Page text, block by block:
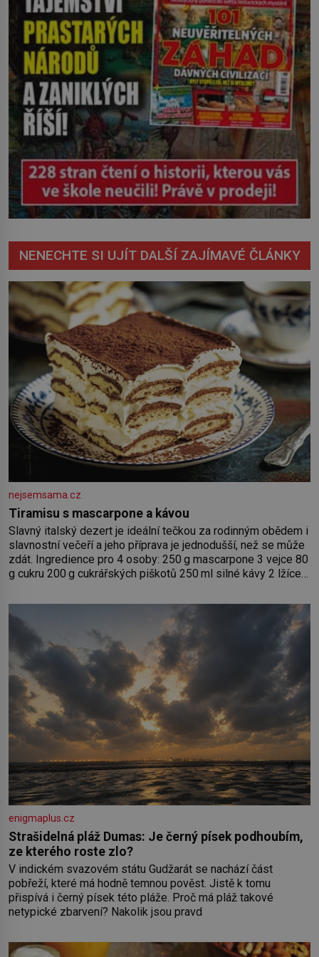
NENECHTE SI UJÍT DALŠÍ ZAJÍMAVÉ ČLÁNKY
nejsemsama.cz
Tiramisu s mascarpone a kávou
Slavný italský dezert je ideální tečkou za rodinným obědem i
slavnostní večeří a jeho příprava je jednodušší, než se může
zdát. Ingredience pro 4 osoby: 250 g mascarpone 3 vejce 80
g cukru 200 g cukrářských piškotů 250 ml silné kávy 2 lžíce
bílků. Žloutky vyšlehejte s cukrem do světlé pěny a postupně
do nich vmíchejte mascarpone, aby vznikl hladký
enigmaplus.cz
Strašidelná pláž Dumas: Je černý písek podhoubím,
ze kterého roste zlo?
V indickém svazovém státu Gudžarát se nachází část
pobřeží, které má hodně temnou pověst. Jistě k tomu
přispívá i černý písek této pláže. Proč má pláž takové
netypické zbarvení? Nakolik jsou pravd